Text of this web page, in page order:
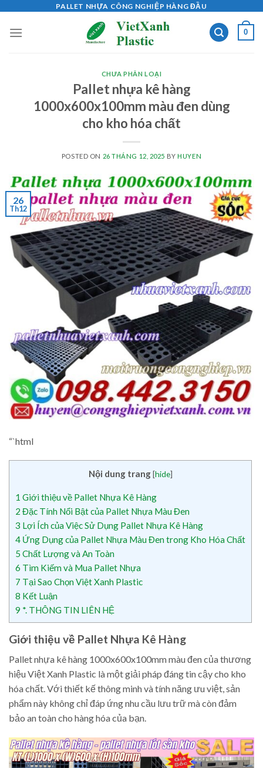
content
PALLET NHỰA CÔNG NGHIỆP HÀNG ĐẦU
0
CHƯA PHÂN LOẠI
Pallet nhựa kê hàng
1000x600x100mm màu đen dùng
cho kho hóa chất
POSTED ON 26 THÁNG 12, 2025 BYHUYEN
26
Th12
“`html
Nội dung trang [hide]
1 Giới thiệu về Pallet Nhựa Kê Hàng
2 Đặc Tính Nổi Bật của Pallet Nhựa Màu Đen
3 Lợi Ích của Việc Sử Dụng Pallet Nhựa Kê Hàng
4 Ứng Dụng của Pallet Nhựa Màu Đen trong Kho Hóa Chất
5 Chất Lượng và An Toàn
6 Tìm Kiếm và Mua Pallet Nhựa
7 Tại Sao Chọn Việt Xanh Plastic
8 Kết Luận
9 *. THÔNG TIN LIÊN HỆ
Giới thiệu về Pallet Nhựa Kê Hàng
Pallet nhựa kê hàng 1000x600x100mm màu đen của thương
hiệu Việt Xanh Plastic là một giải pháp đáng tin cậy cho kho
hóa chất. Với thiết kế thông minh và tính năng ưu việt, sản
phẩm này không chỉ đáp ứng nhu cầu lưu trữ mà còn đảm
bảo an toàn cho hàng hóa của bạn.